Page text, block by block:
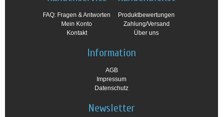
FAQ: Fragen & Antworten
Mein Konto
Kontakt
Produktbewertungen
Zahlung/Versand
Über uns
Information
AGB
Impressum
Datenschutz
Newsletter